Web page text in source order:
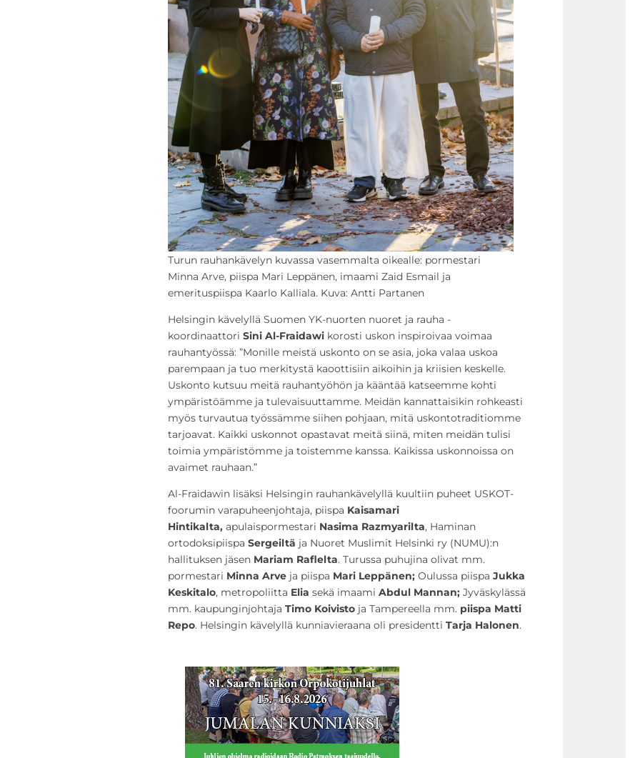
Turun rauhankävelyn kuvassa vasemmalta oikealle: pormestari
Minna Arve, piispa Mari Leppänen, imaami Zaid Esmail ja
emerituspiispa Kaarlo Kalliala. Kuva: Antti Partanen
Helsingin kävelyllä Suomen YK-nuorten nuoret ja rauha -
koordinaattori Sini Al-Fraidawi korosti uskon inspiroivaa voimaa
rauhantyössä: ”Monille meistä uskonto on se asia, joka valaa uskoa
parempaan ja tuo merkitystä kaoottisiin aikoihin ja kriisien keskelle.
Uskonto kutsuu meitä rauhantyöhön ja kääntää katseemme kohti
ympäristöämme ja tulevaisuuttamme. Meidän kannattaisikin rohkeasti
myös turvautua työssämme siihen pohjaan, mitä uskontotraditiomme
tarjoavat. Kaikki uskonnot opastavat meitä siinä, miten meidän tulisi
toimia ympäristömme ja toistemme kanssa. Kaikissa uskonnoissa on
avaimet rauhaan.”
Al-Fraidawin lisäksi Helsingin rauhankävelyllä kuultiin puheet USKOT-
foorumin varapuheenjohtaja, piispa Kaisamari
Hintikalta,apulaispormestari Nasima Razmyarilta, Haminan
ortodoksipiispa Sergeiltä ja Nuoret Muslimit Helsinki ry (NUMU):n
hallituksen jäsen Mariam Raflelta. Turussa puhujina olivat mm.
pormestari Minna Arveja piispa Mari Leppänen; Oulussa piispa Jukka
Keskitalo, metropoliitta Elia sekä imaami Abdul Mannan; Jyväskylässä
mm. kaupunginjohtaja Timo Koivisto ja Tampereella mm. piispa Matti
Repo. Helsingin kävelyllä kunniavieraana oli presidentti Tarja Halonen.